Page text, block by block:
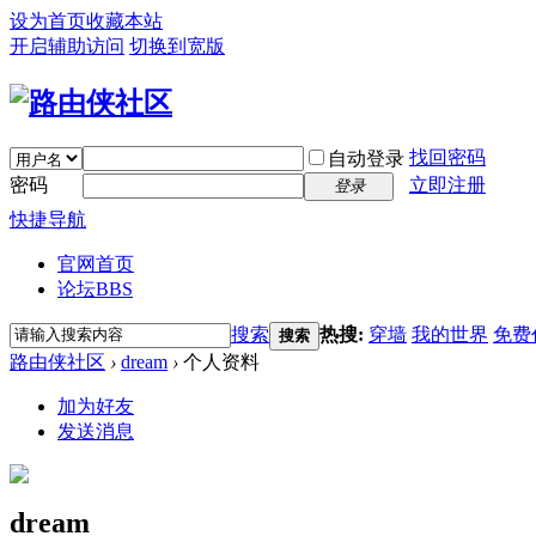
设为首页收藏本站
开启辅助访问 切换到宽版
自动登录 找回密码
密码
登录
立即注册
快捷导航
官网首页
论坛BBS
搜索 搜索 热搜: 穿墙 我的世界 免费
路由侠社区 › dream › 个人资料
加为好友
发送消息
dream